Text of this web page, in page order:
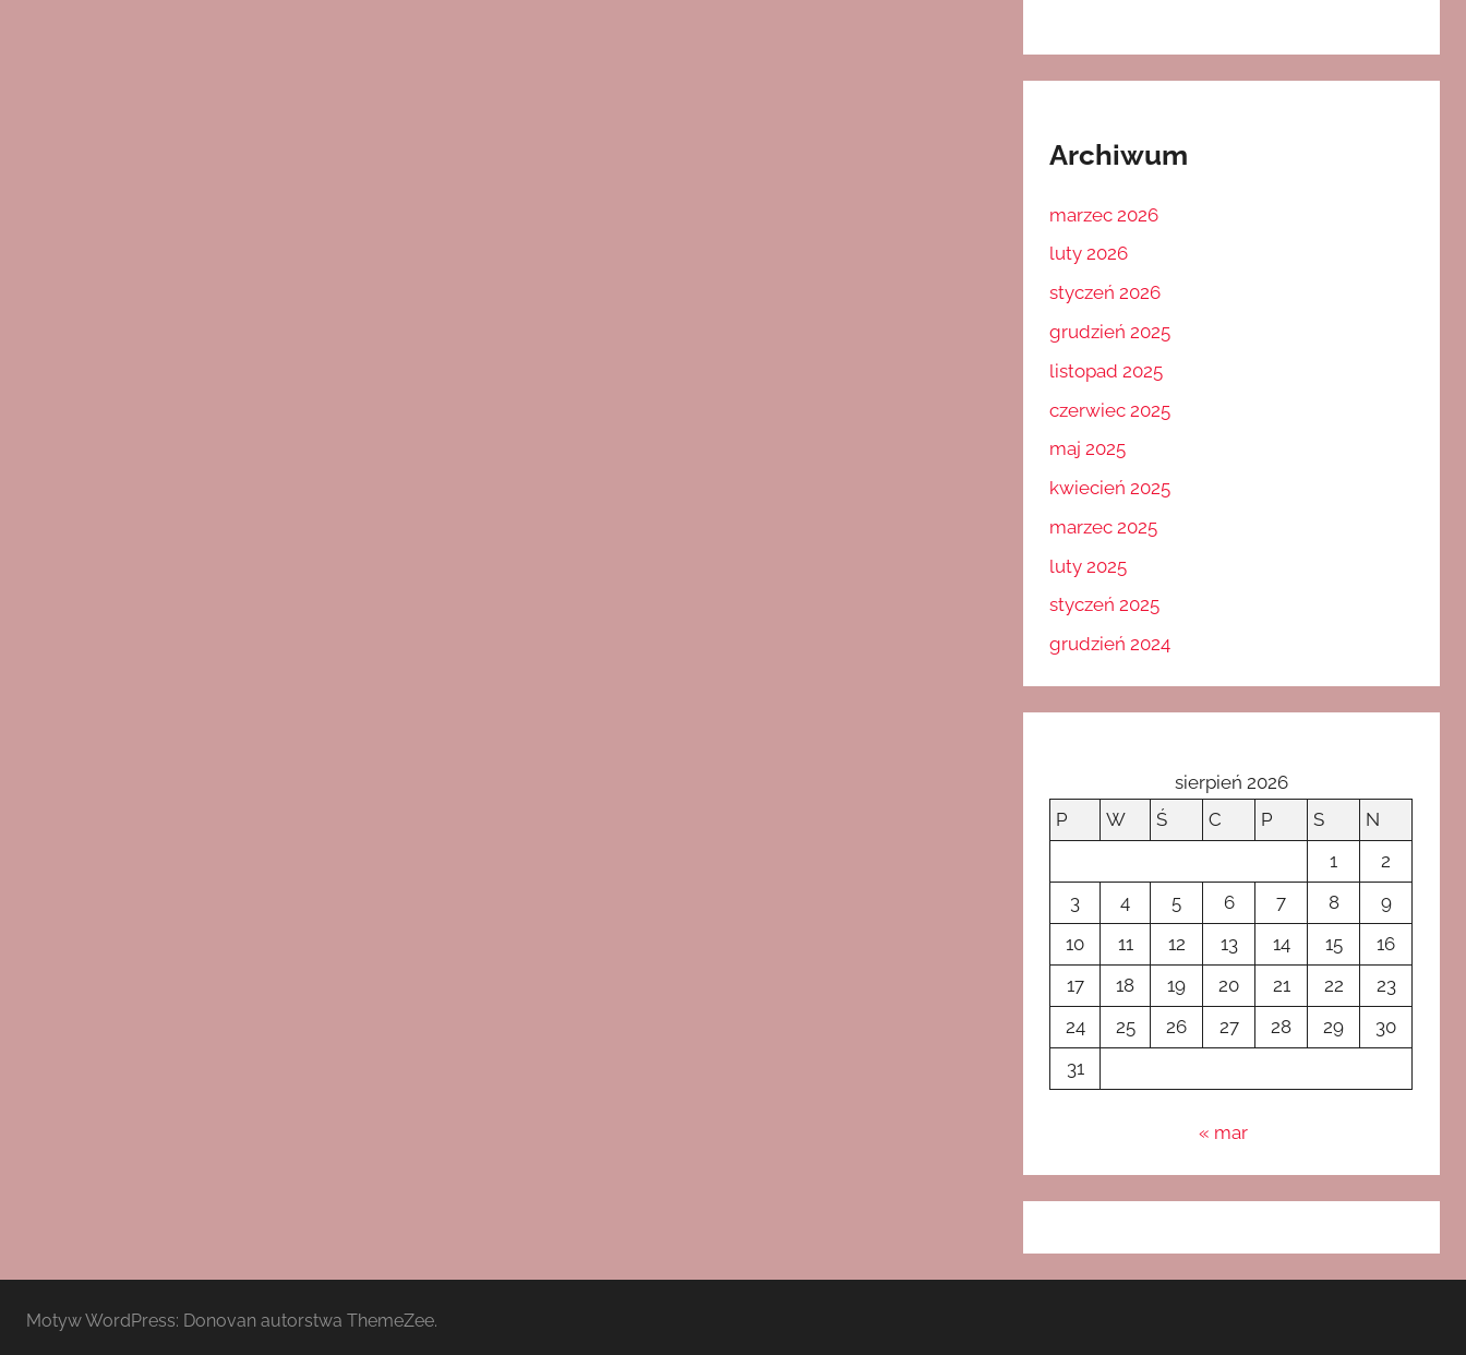
Archiwum
marzec 2026
luty 2026
styczeń 2026
grudzień 2025
listopad 2025
czerwiec 2025
maj 2025
kwiecień 2025
marzec 2025
luty 2025
styczeń 2025
grudzień 2024
sierpień 2026
P
W Ś C P S
N
1
2
3
4 5 6 7 8
9
10
11 12 13 14 15
16
17
18 19 20 21 22
23
24
25 26 27 28 29
30
31
« mar
Motyw WordPress: Donovan autorstwa ThemeZee.